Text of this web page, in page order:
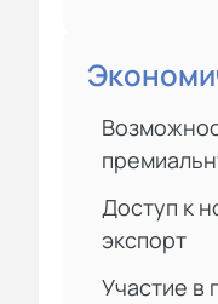
Доступ к
экспорт
Участие в